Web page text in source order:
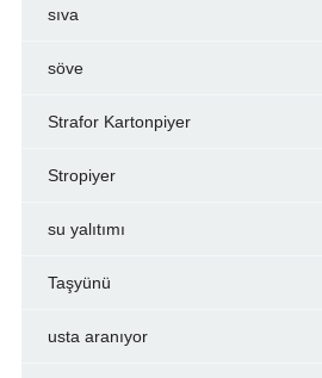
sıva
söve
Strafor Kartonpiyer
Stropiyer
su yalıtımı
Taşyünü
usta aranıyor